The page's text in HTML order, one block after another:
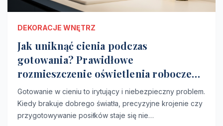
DEKORACJE WNĘTRZ
Jak uniknąć cienia podczas
gotowania? Prawidłowe
rozmieszczenie oświetlenia roboczego
w kuchni.
Gotowanie w cieniu to irytujący i niebezpieczny problem.
Kiedy brakuje dobrego światła, precyzyjne krojenie czy
przygotowywanie posiłków staje się nie…